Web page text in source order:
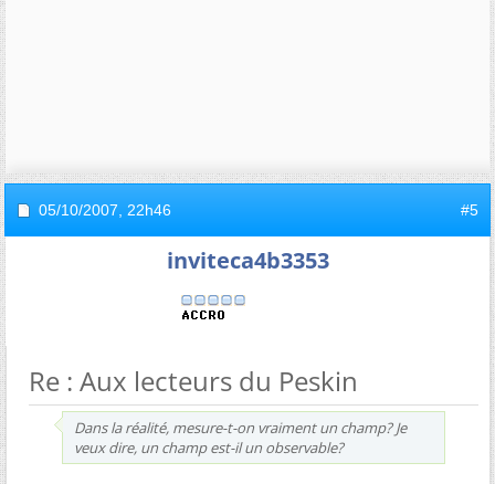
05/10/2007, 22h46 #5
inviteca4b3353
Re : Aux lecteurs du Peskin
Dans la réalité, mesure-t-on vraiment un champ? Je
veux dire, un champ est-il un observable?